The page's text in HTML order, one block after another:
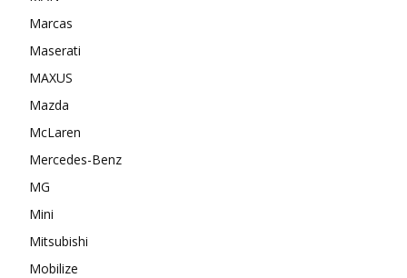
Marcas
Maserati
MAXUS
Mazda
McLaren
Mercedes-Benz
MG
Mini
Mitsubishi
Mobilize